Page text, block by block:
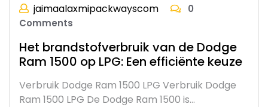
jaimaalaxmipackwayscom
0
Comments
Het brandstofverbruik van de Dodge
Ram 1500 op LPG: Een efficiënte keuze
Verbruik Dodge Ram 1500 LPG Verbruik Dodge
Ram 1500 LPG De Dodge Ram 1500 is…